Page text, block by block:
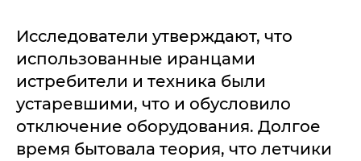
Исследователи утверждают, что
использованные иранцами
истребители и техника были
устаревшими, что и обусловило
отключение оборудования. Долгое
время бытовала теория, что летчики